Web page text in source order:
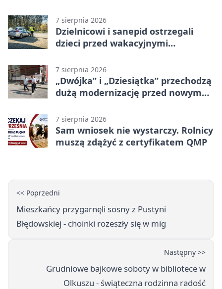
7 sierpnia 2026
Dzielnicowi i sanepid ostrzegali
dzieci przed wakacyjnymi
7 sierpnia 2026
„Dwójka” i „Dziesiątka” przechodzą
dużą modernizację przed nowym
7 sierpnia 2026
Sam wniosek nie wystarczy. Rolnicy
muszą zdążyć z certyfikatem QMP
<< Poprzedni
Mieszkańcy przygarnęli sosny z Pustyni
Błędowskiej - choinki rozeszły się w mig
Następny >>
Grudniowe bajkowe soboty w bibliotece w
Olkuszu - świąteczna rodzinna radość